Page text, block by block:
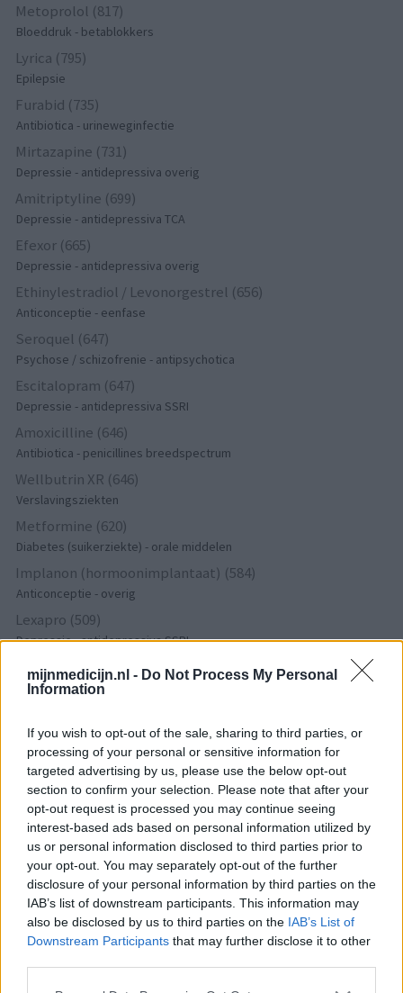
mijnmedicijn.nl - Do Not Process My Personal
Information
If you wish to opt-out of the sale, sharing to third parties, or
processing of your personal or sensitive information for
targeted advertising by us, please use the below opt-out
section to confirm your selection. Please note that after your
opt-out request is processed you may continue seeing
interest-based ads based on personal information utilized by
us or personal information disclosed to third parties prior to
your opt-out. You may separately opt-out of the further
disclosure of your personal information by third parties on the
IAB’s list of downstream participants. This information may
also be disclosed by us to third parties on the IAB’s List of
Downstream Participants that may further disclose it to other
Metoprolol (817)
Bloeddruk - betablokkers
Lyrica (795)
Epilepsie
Furabid (735)
Antibiotica - urineweginfectie
Mirtazapine (731)
Depressie - antidepressiva overig
Amitriptyline (699)
Depressie - antidepressiva TCA
Efexor (665)
Depressie - antidepressiva overig
Ethinylestradiol / Levonorgestrel (656)
Anticonceptie - eenfase
Seroquel (647)
Psychose / schizofrenie - antipsychotica
Escitalopram (647)
Depressie - antidepressiva SSRI
Amoxicilline (646)
Antibiotica - penicillines breedspectrum
Wellbutrin XR (646)
Verslavingsziekten
Metformine (620)
Diabetes (suikerziekte) - orale middelen
Implanon (hormoonimplantaat) (584)
Anticonceptie - overig
Lexapro (509)
Depressie - antidepressiva SSRI
Concerta (503)
ADHD - psychostimulantia
Bloeddruk - calciumantagonisten
Amoxicilline / Clavulaanzuur (486)
Antibiotica - penicillines breedspectrum
Roaccutane (480)
Acne
Dexamfetamine (446)
ADHD - psychostimulantia
Euthyrox (436)
Schildklier - hypothyroidie (traagwerkend)